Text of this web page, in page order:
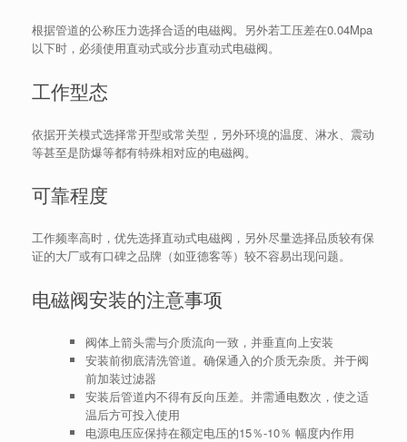
根据管道的公称压力选择合适的电磁阀。另外若工压差在0.04Mpa
以下时，必须使用直动式或分步直动式电磁阀。
工作型态
依据开关模式选择常开型或常关型，另外环境的温度、淋水、震动
等甚至是防爆等都有特殊相对应的电磁阀。
可靠程度
工作频率高时，优先选择直动式电磁阀，另外尽量选择品质较有保
证的大厂或有口碑之品牌（如亚德客等）较不容易出现问题。
电磁阀安装的注意事项
阀体上箭头需与介质流向一致，并垂直向上安装
安装前彻底清洗管道。确保通入的介质无杂质。并于阀
前加装过滤器
安装后管道内不得有反向压差。并需通电数次，使之适
温后方可投入使用
电源电压应保持在额定电压的15％-10％ 幅度内作用